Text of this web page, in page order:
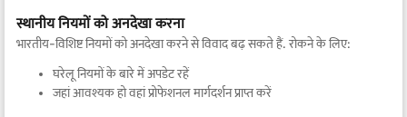
स्थानीय नियमों को अनदेखा करना
भारतीय-विशिष्ट नियमों को अनदेखा करने से विवाद बढ़ सकते हैं. रोकने के लिए:
घरेलू नियमों के बारे में अपडेट रहें
जहां आवश्यक हो वहां प्रोफेशनल मार्गदर्शन प्राप्त करें